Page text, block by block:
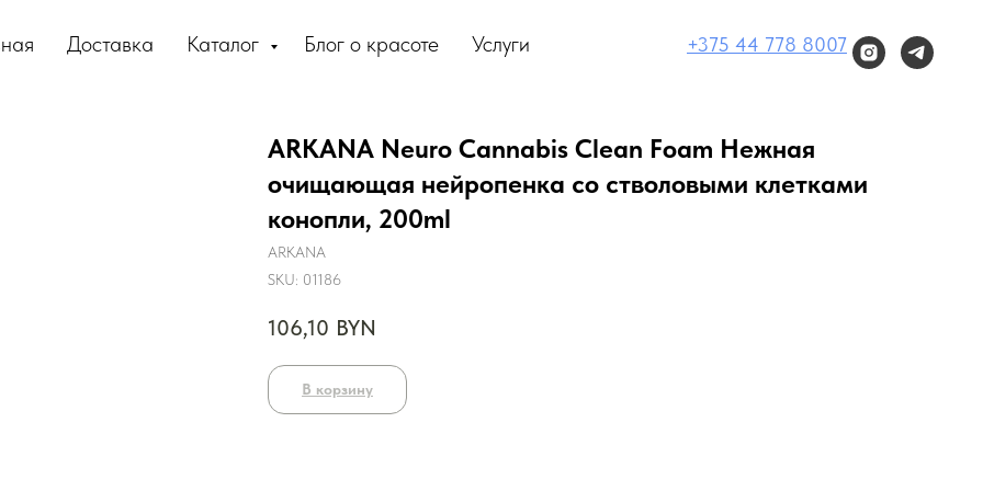
Доставка Каталог Блог о красоте Услуги +375 44 778 8007
ARKANA Neuro Cannabis Clean Foam Нежная
очищающая нейропенка со стволовыми клетками
конопли, 200ml
ARKANA
SKU: 01186
106,10 BYN
В корзину